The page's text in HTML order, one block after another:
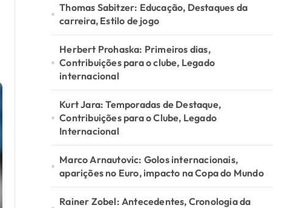
Thomas Sabitzer: Educação, Destaques da
carreira, Estilo de jogo
Herbert Prohaska: Primeiros dias,
Contribuições para o clube, Legado
internacional
Kurt Jara: Temporadas de Destaque,
Contribuições para o Clube, Legado
Internacional
Marco Arnautovic: Golos internacionais,
aparições no Euro, impacto na Copa do Mundo
Rainer Zobel: Antecedentes, Cronologia da